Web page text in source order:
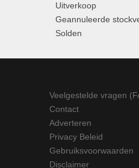
Uitverkoop
Geannuleerde
Solden
Veelgestelde vragen
Contact
Adverteren
Privacy Beleid
Gebruiksvoorwaarden
Disclaimer